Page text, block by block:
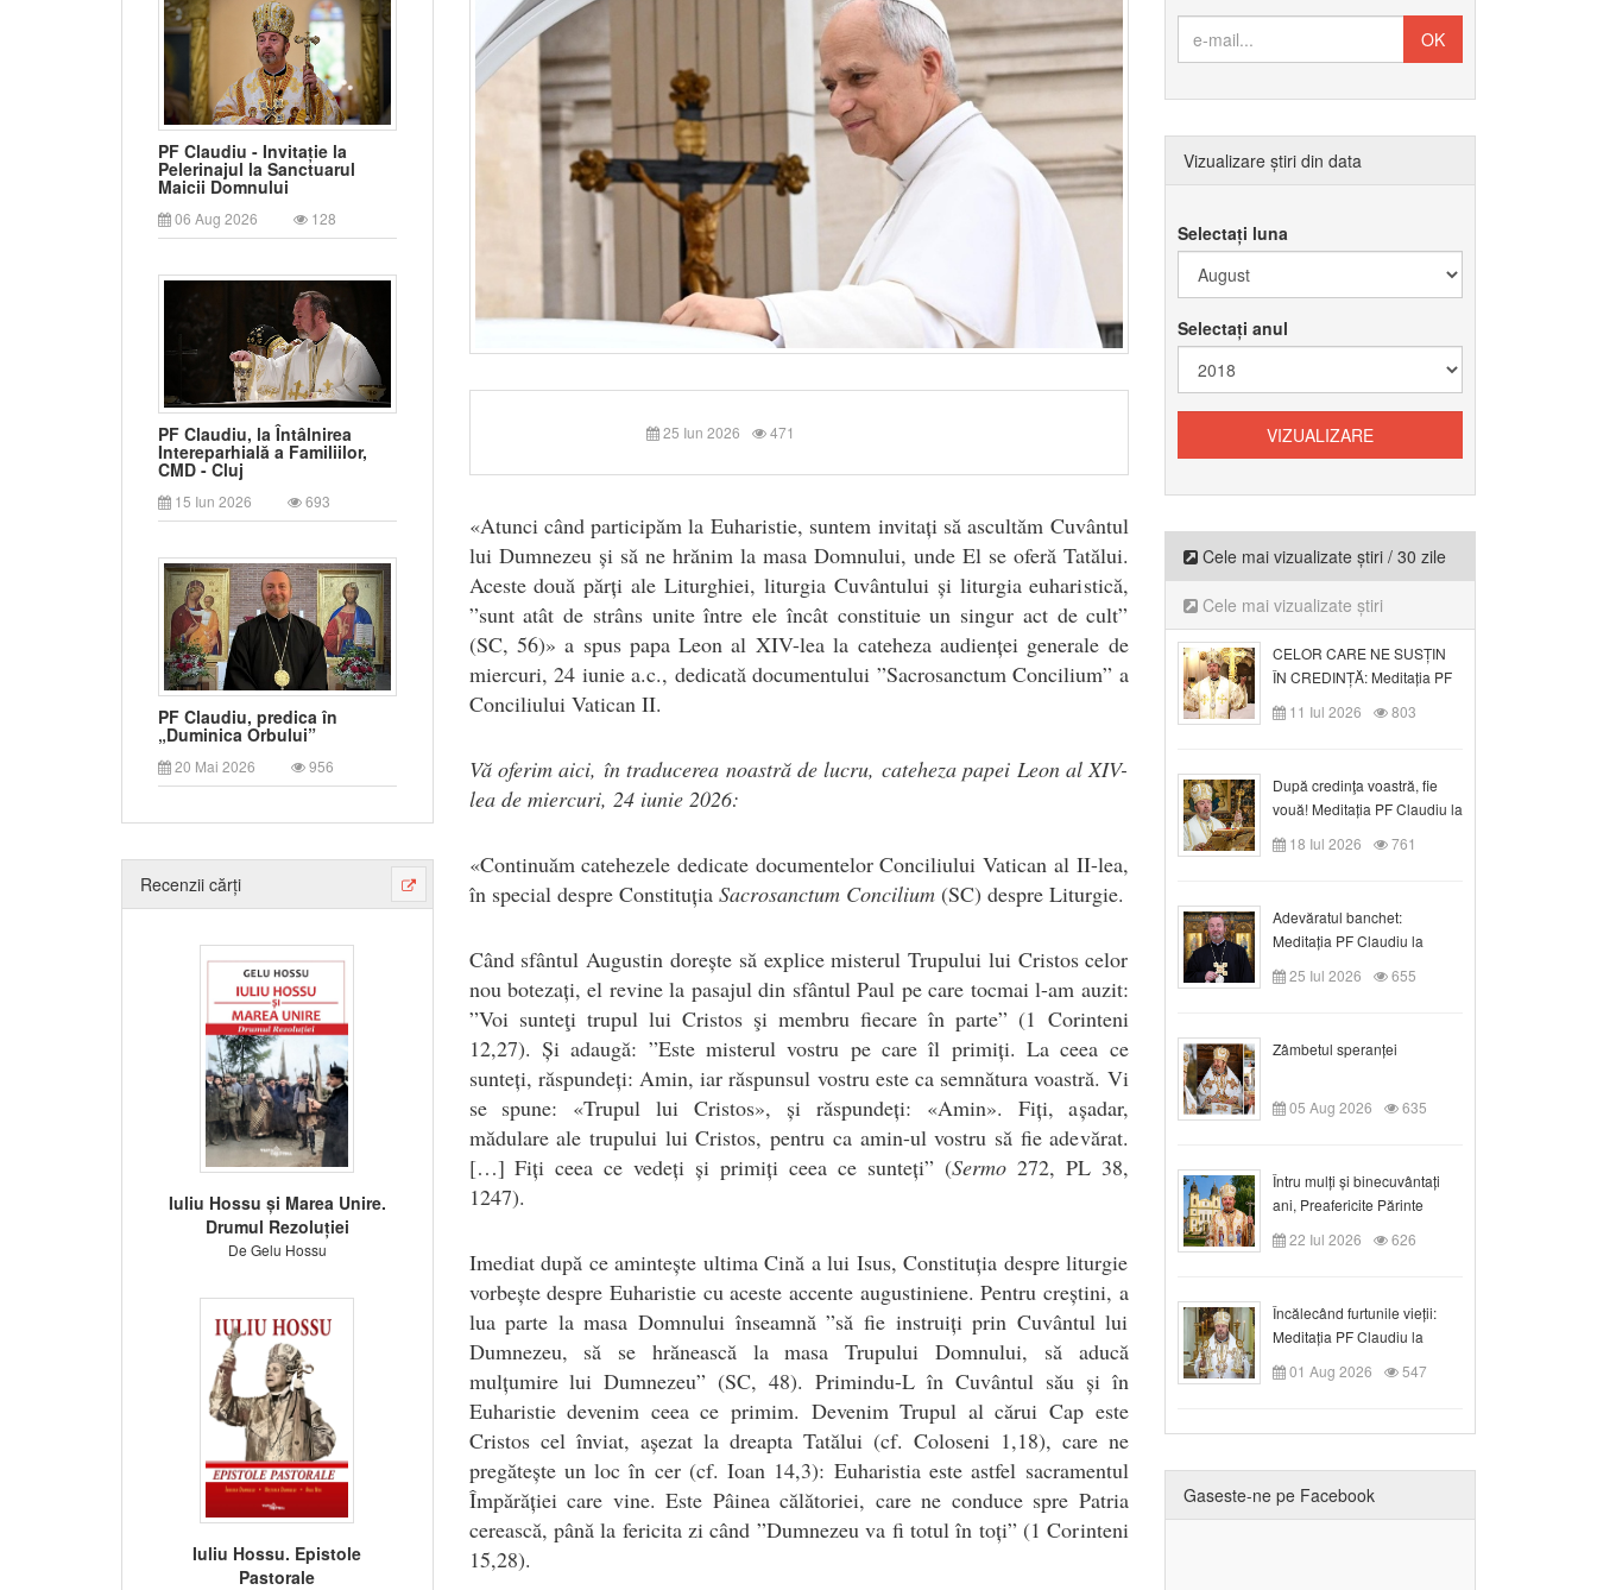
PF Claudiu - Invitație la
Pelerinajul la Sanctuarul
Maicii Domnului
06 Aug 2026 128
PF Claudiu, la Întâlnirea
Intereparhială a Familiilor,
CMD - Cluj
15 Iun 2026 693
PF Claudiu, predica în
„Duminica Orbului”
20 Mai 2026 956
Recenzii cărți
Iuliu Hossu și Marea Unire.
Drumul Rezoluției
De Gelu Hossu
Iuliu Hossu. Epistole
Pastorale
25 Iun 2026 471
«Atunci când participăm la Euharistie, suntem invitați să ascultăm Cuvântul
lui Dumnezeu și să ne hrănim la masa Domnului, unde El se oferă Tatălui.
Aceste două părți ale Liturghiei, liturgia Cuvântului și liturgia euharistică,
”sunt atât de strâns unite între ele încât constituie un singur act de cult”
(SC, 56)» a spus papa Leon al XIV-lea la cateheza audienței generale de
miercuri, 24 iunie a.c., dedicată documentului ”Sacrosanctum Concilium” a
Conciliului Vatican II.
Vă oferim aici, în traducerea noastră de lucru, cateheza papei Leon al XIV-
lea de miercuri, 24 iunie 2026:
«Continuăm catehezele dedicate documentelor Conciliului Vatican al II-lea,
în special despre Constituția Sacrosanctum Concilium(SC) despre Liturgie.
Când sfântul Augustin dorește să explice misterul Trupului lui Cristos celor
nou botezați, el revine la pasajul din sfântul Paul pe care tocmai l-am auzit:
”Voi sunteţi trupul lui Cristos şi membru fiecare în parte” (1 Corinteni
12,27). Și adaugă: ”Este misterul vostru pe care îl primiți. La ceea ce
sunteți, răspundeți: Amin, iar răspunsul vostru este ca semnătura voastră. Vi
se spune: «Trupul lui Cristos», și răspundeți: «Amin». Fiți, așadar,
mădulare ale trupului lui Cristos, pentru ca amin-ul vostru să fie adevărat.
[…] Fiți ceea ce vedeți și primiți ceea ce sunteți” (Sermo272, PL 38,
1247).
Imediat după ce amintește ultima Cină a lui Isus, Constituția despre liturgie
vorbește despre Euharistie cu aceste accente augustiniene. Pentru creștini, a
lua parte la masa Domnului înseamnă ”să fie instruiți prin Cuvântul lui
Dumnezeu, să se hrănească la masa Trupului Domnului, să aducă
mulțumire lui Dumnezeu” (SC, 48). Primindu-L în Cuvântul său și în
Euharistie devenim ceea ce primim. Devenim Trupul al cărui Cap este
Cristos cel înviat, așezat la dreapta Tatălui (cf. Coloseni 1,18), care ne
pregătește un loc în cer (cf. Ioan 14,3): Euharistia este astfel sacramentul
Împărăției care vine. Este Pâinea călătoriei, care ne conduce spre Patria
cerească, până la fericita zi când ”Dumnezeu va fi totul în toți” (1 Corinteni
15,28).
Vizualizare știri din data
Selectați luna
Selectați anul
Cele mai vizualizate știri / 30 zile
Cele mai vizualizate știri
CELOR CARE NE SUSȚIN
ÎN CREDINȚĂ: Meditația PF
Claudiu la Duminica a VI-a
după Rusalii
11 Iul 2026 803
După credinţa voastră, fie
vouă! Meditația PF Claudiu la
duminica a VII-a după Rusalii
18 Iul 2026 761
Adevăratul banchet:
Meditația PF Claudiu la
Duminica a VIII-a după
Rusalii
25 Iul 2026 655
Zâmbetul speranței
05 Aug 2026 635
Întru mulți și binecuvântați
ani, Preafericite Părinte
Claudiu!
22 Iul 2026 626
Încălecând furtunile vieții:
Meditația PF Claudiu la
Duminica a IX-a după Rusalii
01 Aug 2026 547
Gaseste-ne pe Facebook